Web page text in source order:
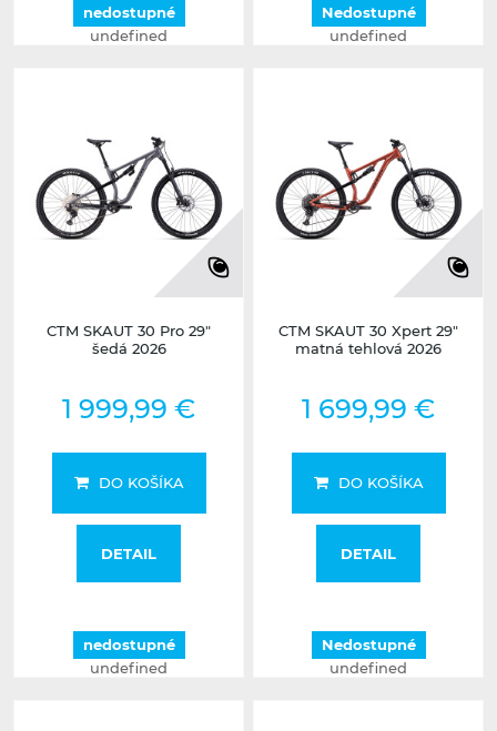
nedostupné
undefined
Nedostupné
undefined
CTM SKAUT 30 Pro 29"
šedá 2026
1 999,99 €
DO KOŠÍKA
DETAIL
nedostupné
undefined
CTM SKAUT 30 Xpert 29"
matná tehlová 2026
1 699,99 €
DO KOŠÍKA
DETAIL
Nedostupné
undefined